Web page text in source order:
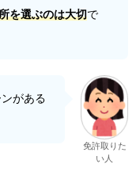
を選ぶのは大切で
がある
免許取りた
い人